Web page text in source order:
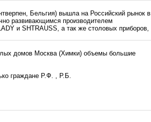
Бельгия) вышла на Российский рынок в
развивающимся производителем
и SHTRAUSS, а так же столовых приборов,
домов Москва (Химки) объемы большие
граждане Р.Ф. , Р.Б.